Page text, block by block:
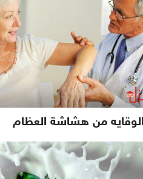
من هشاشة العظام